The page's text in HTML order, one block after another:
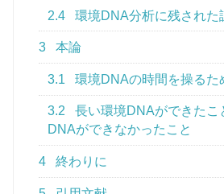
2.4 環境DNA分析に残された
3 本論
3.1 環境DNAの時間を操るた
3.2
長い環境DNAができたこ
DNAができなかったこと
4 終わりに